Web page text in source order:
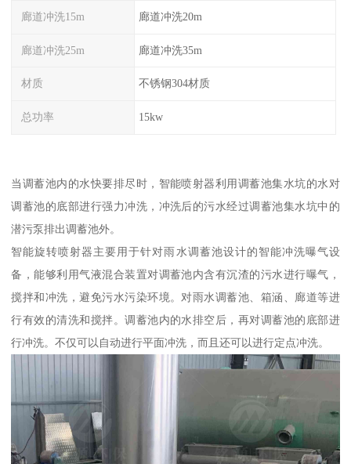
廊道冲洗15m 廊道冲洗20m
廊道冲洗25m 廊道冲洗35m
材质 不锈钢304材质
总功率 15kw
当调蓄池内的水快要排尽时，智能喷射器利用调蓄池集水坑的水对
调蓄池的底部进行强力冲洗，冲洗后的污水经过调蓄池集水坑中的
潜污泵排出调蓄池外。
智能旋转喷射器主要用于针对雨水调蓄池设计的智能冲洗曝气设
备，能够利用气液混合装置对调蓄池内含有沉渣的污水进行曝气，
搅拌和冲洗，避免污水污染环境。对雨水调蓄池、箱涵、廊道等进
行有效的清洗和搅拌。调蓄池内的水排空后，再对调蓄池的底部进
行冲洗。不仅可以自动进行平面冲洗，而且还可以进行定点冲洗。